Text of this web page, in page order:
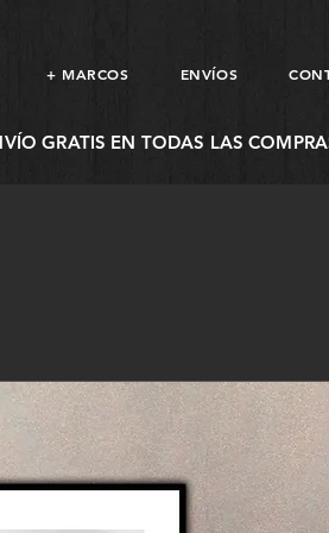
+ MARCOS ENVÍOS
GRATIS EN TODAS LAS